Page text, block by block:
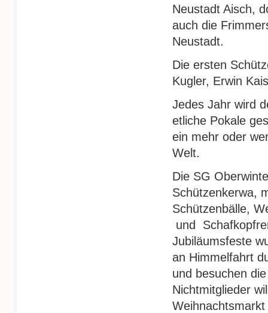
Neustadt Aisch,
auch die
Neustadt.
Die ersten
Kugler, Erwin
Jedes Jahr wird
etliche Pokale
ein mehr oder
Welt.
Die SG
Schützenkerwa,
Schützenbälle,
und
Jubiläumsfeste
an Himmelfahrt
und besuchen
Nichtmitglieder